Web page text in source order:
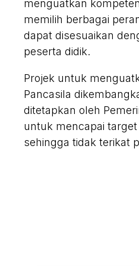
menguatkan
memilih berbagai
dapat disesuaikan
peserta didik.
Projek untuk
Pancasila
ditetapkan oleh
untuk mencapai
sehingga tidak terikat